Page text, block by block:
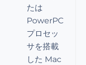
たは
PowerPC
プロセッ
サを搭載
した Mac